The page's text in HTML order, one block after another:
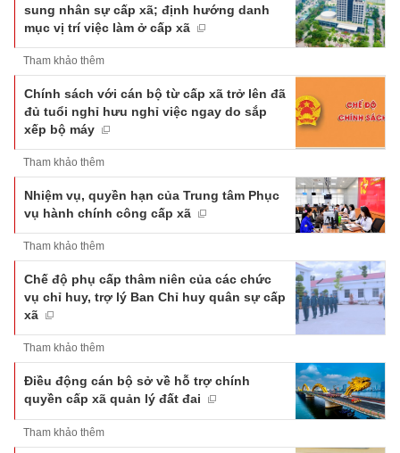
sung nhân sự cấp xã; định hướng danh
mục vị trí việc làm ở cấp xã
Tham khảo thêm
Chính sách với cán bộ từ cấp xã trở lên đã
đủ tuổi nghỉ hưu nghỉ việc ngay do sắp
xếp bộ máy
Tham khảo thêm
Nhiệm vụ, quyền hạn của Trung tâm Phục
vụ hành chính công cấp xã
Tham khảo thêm
Chế độ phụ cấp thâm niên của các chức
vụ chỉ huy, trợ lý Ban Chỉ huy quân sự cấp
xã
Tham khảo thêm
Điều động cán bộ sở về hỗ trợ chính
quyền cấp xã quản lý đất đai
Tham khảo thêm